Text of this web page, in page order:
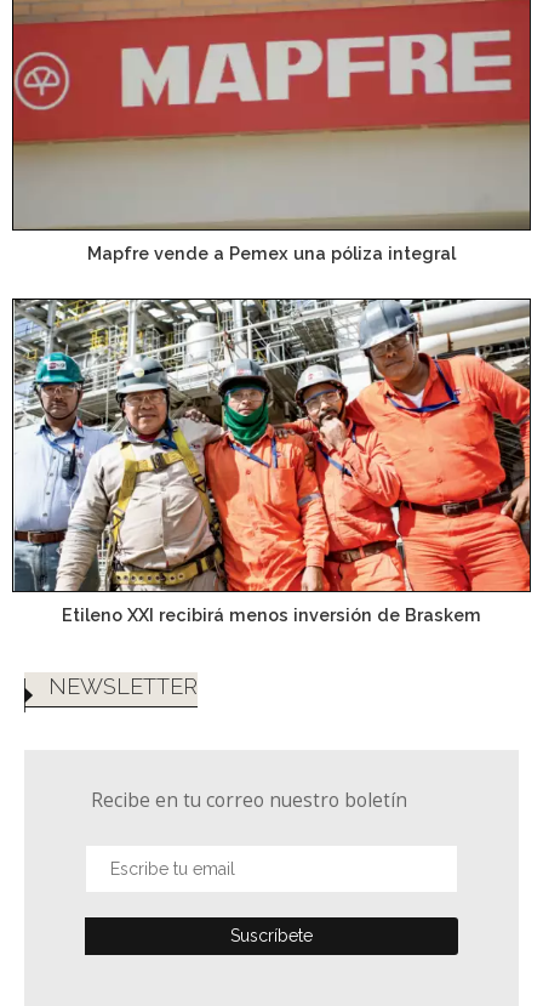
Mapfre vende a Pemex una póliza integral
Etileno XXI recibirá menos inversión de Braskem
NEWSLETTER
Recibe en tu correo nuestro boletín